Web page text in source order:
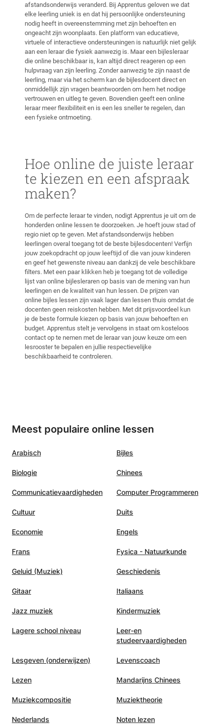
afstandsonderwijs veranderd. Bij Apprentus geloven we dat
elke leerling uniek is en dat hij persoonlijke ondersteuning
nodig heeft in overeenstemming met zijn behoeften en
ongeacht zijn woonplaats. Een platform van educatieve,
virtuele of interactieve ondersteuningen is natuurlijk niet gelijk
aan een leraar die fysiek aanwezig is. Maar een bijlesleraar
die online beschikbaar is, kan altijd direct reageren op een
hulpvraag van zijn leerling. Zonder aanwezig te zijn naast de
leerling, maar via het scherm kan de bijlesdocent direct en
onmiddellijk zijn vragen beantwoorden om hem het nodige
vertrouwen en uitleg te geven. Bovendien geeft een online
leraar meer flexibiliteit en is een les sneller te regelen, dan
een fysieke ontmoeting.
Hoe online de juiste leraar
te kiezen en een afspraak
maken?
Om de perfecte leraar te vinden, nodigt Apprentus je uit om de
honderden online lessen te doorzoeken. Je hoeft jouw stad of
regio niet op te geven. Met afstandsonderwijs hebben
leerlingen overal toegang tot de beste bijlesdocenten! Verfijn
jouw zoekopdracht op jouw leeftijd of die van jouw kinderen
en geef het gewenste niveau aan dankzij de vele beschikbare
filters. Met een paar klikken heb je toegang tot de volledige
lijst van online bijlesleraren op basis van de mening van hun
leerlingen en de kwaliteit van hun lessen. De prijzen van
online bijles lessen zijn vaak lager dan lessen thuis omdat de
docenten geen reiskosten hebben. Met dit prijsvoordeel kun
je de beste formule kiezen op basis van jouw behoeften en
budget. Apprentus stelt je vervolgens in staat om kosteloos
contact op te nemen met de leraar van jouw keuze om een ​​
lesrooster te bepalen en jullie respectievelijke
beschikbaarheid te controleren.
Meest populaire online lessen
Arabisch Bijles
Biologie Chinees
Communicatievaardigheden Computer Programmeren
Cultuur Duits
Economie Engels
Frans Fysica - Natuurkunde
Geluid (Muziek) Geschiedenis
Gitaar Italiaans
Jazz muziek Kindermuziek
Lagere school niveau
Leer-en
studeervaardigheden
Lesgeven (onderwijzen) Levenscoach
Lezen Mandarijns Chinees
Muziekcompositie Muziektheorie
Nederlands Noten lezen